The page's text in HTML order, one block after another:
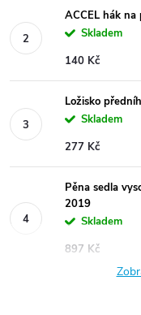
ACCEL hák
Skladem
140 Kč
Ložisko
Skladem
277 Kč
Pěna sedla
2019
Skladem
897 Kč